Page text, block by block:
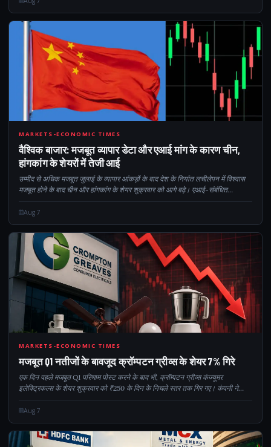
CM
MARKETS-ECONOMIC TIMES
वैश्विक बाजार: मजबूत व्यापार डेटा और एआई मांग के कारण चीन,
हांगकांग के शेयरों में तेजी आई
उम्मीद से अधिक मजबूत जुलाई के व्यापार आंकड़ों के बाद देश के निर्यात लचीलेपन में विश्वास
मजबूत होने के बाद चीन और हांगकांग के शेयर शुक्रवार को आगे बढ़े। एआई-संबंधित
प्रौद्योगिकियों, विशेष रूप से अर्धचालक... की मजबूत मांग
Aug 7
Q17
MARKETS-ECONOMIC TIMES
मजबूत Q1 नतीजों के बावजूद क्रॉम्पटन ग्रीव्स के शेयर 7% गिरे
एक दिन पहले मजबूत Q1 परिणाम पोस्ट करने के बाद भी, क्रॉम्पटन ग्रीव्स कंज्यूमर
इलेक्ट्रिकल्स के शेयर शुक्रवार को ₹250 के दिन के निचले स्तर तक गिर गए। कंपनी ने
PAT में सालाना 15.2% की बढ़ोतरी के साथ ₹143 करोड़ (6.4% मार्जिन) और 11.8% की
बढ़ोतरी दर्ज की...
Aug 7